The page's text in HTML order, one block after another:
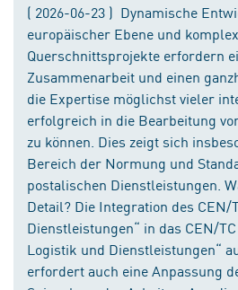
( 2026-06-23 ) Dynamische
europäischer Ebene und
Querschnittsprojekte erfordern
Zusammenarbeit und einen
die Expertise möglichst vieler
erfolgreich in die Bearbeitung
zu können. Dies zeigt sich
Bereich der Normung und
postalischen Dienstleistungen.
Detail? Die Integration des CEN/
Dienstleistungen“ in das CEN/
Logistik und Dienstleistungen“
erfordert auch eine Anpassung